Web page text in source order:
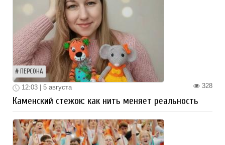
ПЕРСОНА
328
12:03 | 5 августа
Каменский стежок: как нить меняет реальность